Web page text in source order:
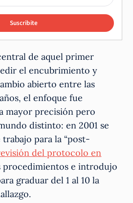
Suscribite
de aquel primer
el encubrimiento y
abierto entre las
el enfoque fue
mayor precisión pero
distinto: en 2001 se
para la “post-
del protocolo en
procedimientos e introdujo
graduar del 1 al 10 la